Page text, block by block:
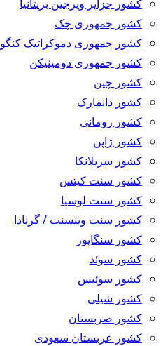
کشور جزایر ویرجین بریتانیا
کشور جمهوری چک
کشور جمهوری دموکراتیک کنگو
کشور جمهوری دومینیکن
کشور چین
کشور دانمارک
کشور رومانی
کشور ژاپن
کشور سریلانکا
کشور سنت کیتس
کشور سنت لوسیا
کشور سنت وینسنت / گرنادا
کشور سنگاپور
کشور سوئد
کشور سوئیس
کشور شیلی
کشور صربستان
کشور عربستان سعودی